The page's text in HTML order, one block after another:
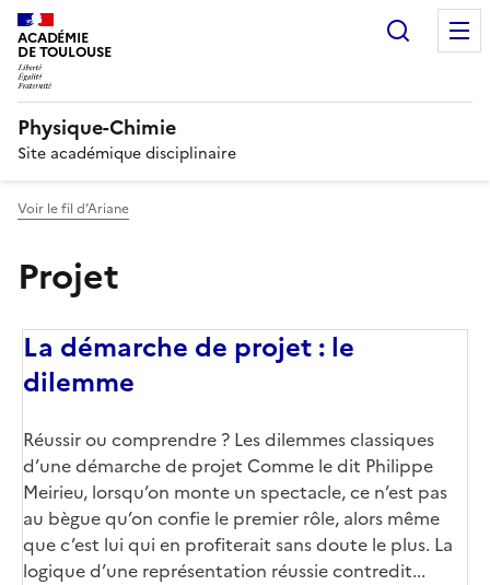
ACADÉMIE
DE TOULOUSE
Physique-Chimie
Site académique disciplinaire
Voir le fil d’Ariane
Projet
La démarche de projet : le
dilemme
Réussir ou comprendre ? Les dilemmes classiques
d’une démarche de projet Comme le dit Philippe
Meirieu, lorsqu’on monte un spectacle, ce n’est pas
au bègue qu’on confie le premier rôle, alors même
que c’est lui qui en profiterait sans doute le plus. La
logique d’une représentation réussie contredit...